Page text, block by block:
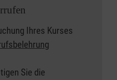
Ihres Kurses
Sie die